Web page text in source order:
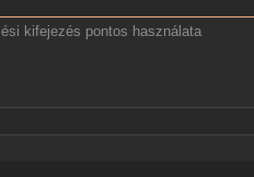
kifejezés pontos használata